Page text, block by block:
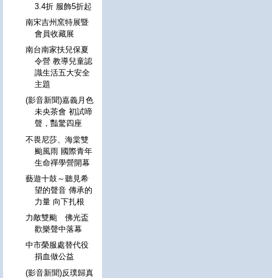
3.4折 服飾5折起
南宋吉州窯特展暨
會員收藏展
南台南家扶兒保夏
令營 教導兒童認
識生活五大安全
主題
(影音新聞)嘉義月色
未央茶會 初試啼
聲，豔驚四座
不畏尼莎、海棠雙
颱風雨 國際青年
生命禪學營開幕
藝遊十鼓～聽見希
望的聲音 傳承的
力量 向下扎根
力敵雙颱 佛光盃
歡樂聲中落幕
中市榮服處替代役
捐血做公益
(影音新聞)反璞歸真